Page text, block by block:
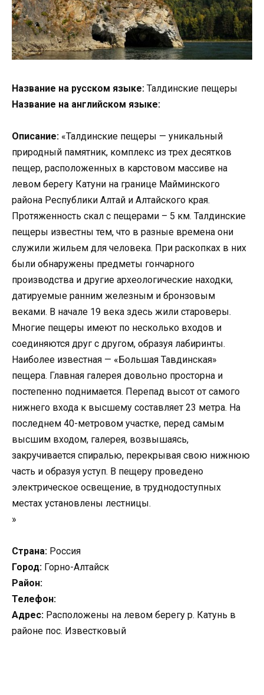
Название на русском языке: Талдинские пещеры
Название на английском языке:
Описание: «Талдинские пещеры — уникальный
природный памятник, комплекс из трех десятков
пещер, расположенных в карстовом массиве на
левом берегу Катуни на границе Майминского
района Республики Алтай и Алтайского края.
Протяженность скал с пещерами – 5 км. Талдинские
пещеры известны тем, что в разные времена они
служили жильем для человека. При раскопках в них
были обнаружены предметы гончарного
производства и другие археологические находки,
датируемые ранним железным и бронзовым
веками. В начале 19 века здесь жили староверы.
Многие пещеры имеют по несколько входов и
соединяются друг с другом, образуя лабиринты.
Наиболее известная — «Большая Тавдинская»
пещера. Главная галерея довольно просторна и
постепенно поднимается. Перепад высот от самого
нижнего входа к высшему составляет 23 метра. На
последнем 40-метровом участке, перед самым
высшим входом, галерея, возвышаясь,
закручивается спиралью, перекрывая свою нижнюю
часть и образуя уступ. В пещеру проведено
электрическое освещение, в труднодоступных
местах установлены лестницы.
»
Страна: Россия
Город: Горно-Алтайск
Район:
Телефон:
Адрес: Расположены на левом берегу р. Катунь в
районе пос. Известковый